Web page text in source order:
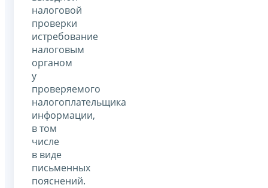
налоговой
проверки
истребование
налоговым
органом
у
проверяемого
налогоплательщика
информации,
в том
числе
в виде
письменных
пояснений.